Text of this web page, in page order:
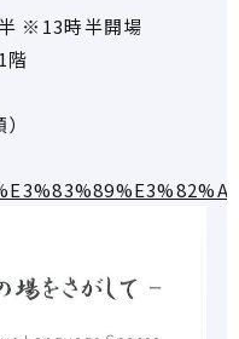
※13時半開場
階